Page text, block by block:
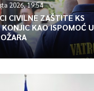
2026, 19:54
CIVILNE ZAŠTITE KS
KAO ISPOMOĆ U